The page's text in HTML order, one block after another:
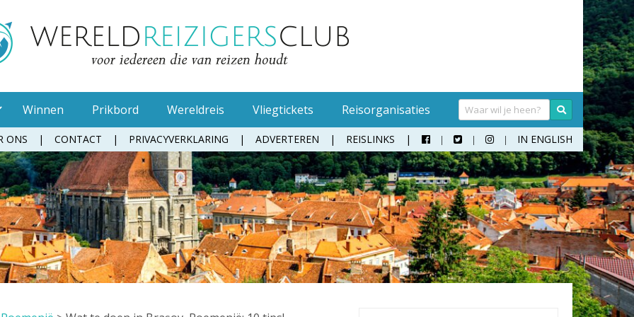
Muggenspray
Oordopjes
Tandenborstel
Toiletpapier
Waterfles
Handwasmiddel
Hangmat
Klamboe
Koffer
Moneybelt
Sokken
Teenslippers
Wandelschoenen
Zonnebril
Winnen Prikbord Wereldreis Vliegtickets Reisorganisaties
ONS CONTACT PRIVACYVERKLARING ADVERTEREN REISLINKS    IN ENGLISH